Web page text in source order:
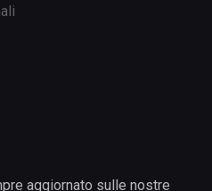
aggiornato sulle nostre